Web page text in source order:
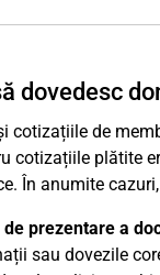
dovedesc
cotizațiile de
cotizațiile plătite
În anumite
de prezentare a
sau dovezile